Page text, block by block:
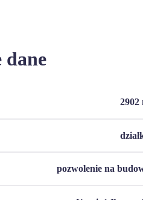
dane
2902
pozwolenie na